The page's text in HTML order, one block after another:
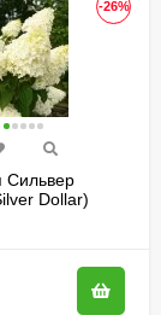
-26%
Сильвер
Dollar)